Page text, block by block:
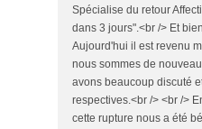
Spécialise du retour
dans 3 jours".<br /> Et
Aujourd'hui il est revenu
nous sommes de
avons beaucoup discuté
respectives.<br /> <br />
cette rupture nous a été